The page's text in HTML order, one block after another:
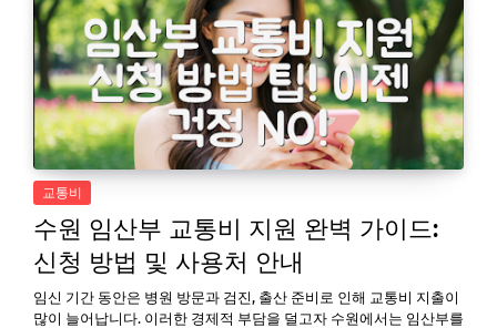
교통비
수원 임산부 교통비 지원 완벽 가이드:
신청 방법 및 사용처 안내
임신 기간 동안은 병원 방문과 검진, 출산 준비로 인해 교통비 지출이
많이 늘어납니다. 이러한 경제적 부담을 덜고자 수원에서는 임산부를